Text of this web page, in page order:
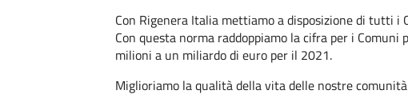
Con Rigenera Italia mettiamo a disposizione di tutti
Con questa norma raddoppiamo la cifra per i
milioni a un miliardo di euro per il 2021.
Miglioriamo la qualità della vita delle nostre